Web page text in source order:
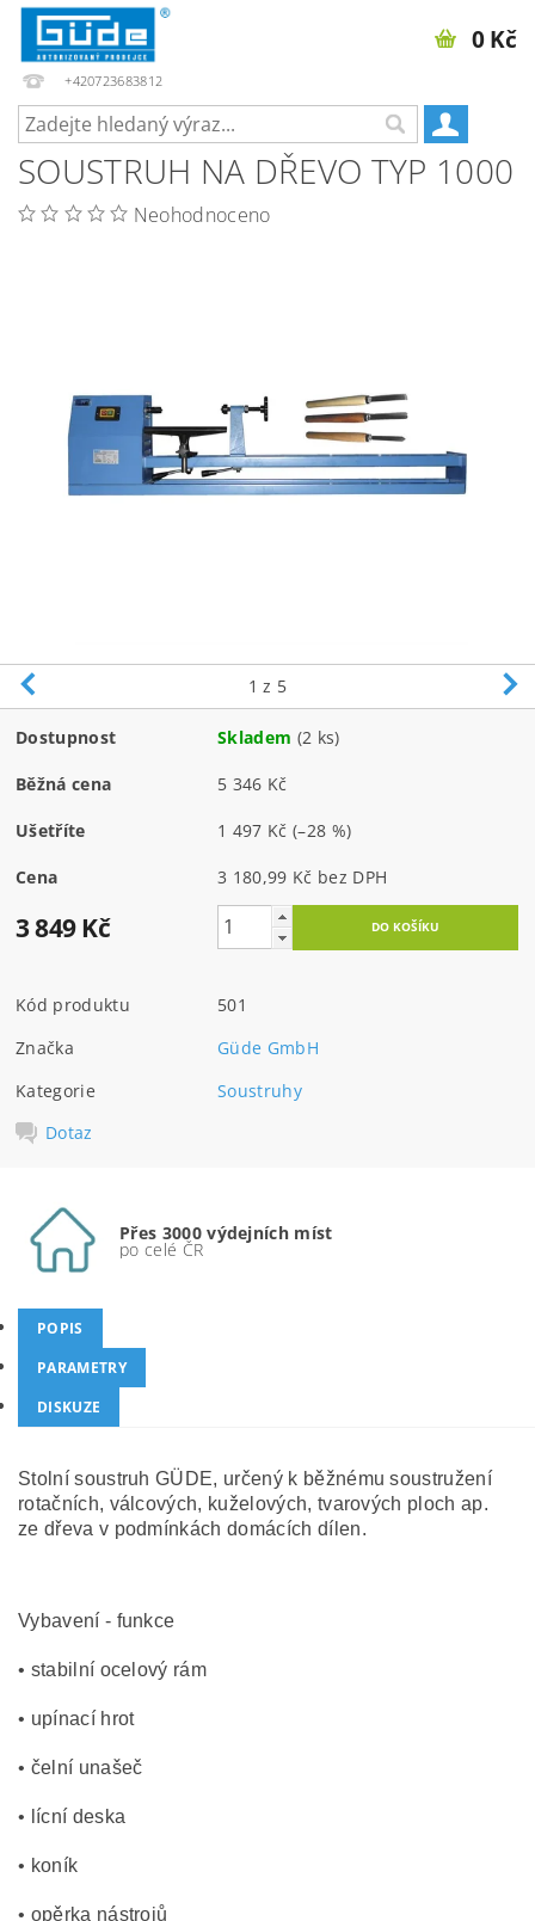
+420723683812
0 Kč
SOUSTRUH NA DŘEVO TYP 1000
Neohodnoceno
1 z 5
Dostupnost Skladem (2 ks)
Běžná cena 5 346 Kč
Ušetříte 1 497 Kč (–28 %)
Cena 3 180,99 Kč bez DPH
3 849 Kč
Kód produktu
501
Značka
Güde GmbH
Kategorie
Soustruhy
Dotaz
Přes 3000 výdejních míst
po celé ČR
POPIS
PARAMETRY
DISKUZE
Stolní soustruh GÜDE, určený k běžnému soustružení
rotačních, válcových, kuželových, tvarových ploch ap.
ze dřeva v podmínkách domácích dílen.
Vybavení - funkce
• stabilní ocelový rám
• upínací hrot
• čelní unašeč
• lícní deska
• koník
• opěrka nástrojů